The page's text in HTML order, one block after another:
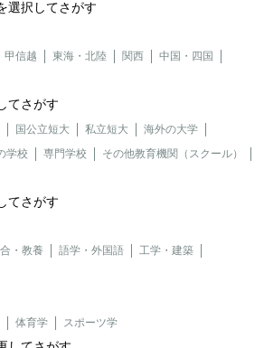
選択してさがす
甲信越 東海・北陸 関西
中国・四国
てさがす
国公立短大 私立短大
海外の大学
学校
専門学校
その他教育機関（スクール）
てさがす
・教養 語学・外国語
工学・建築
体育学 スポーツ学